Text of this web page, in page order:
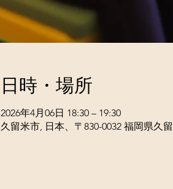
日時・場所
2026年4月06日 18:30 – 19:30
久留米市, 日本、〒830-0032 福岡県久